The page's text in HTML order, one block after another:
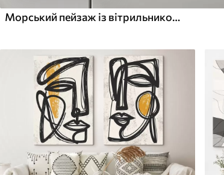
Морський пейзаж із вітрильником та ефектом рельєфу